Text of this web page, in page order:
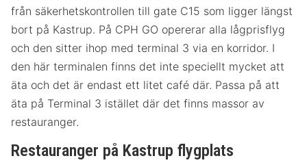
från säkerhetskontrollen till gate C15 som ligger längst
bort på Kastrup. På CPH GO opererar alla lågprisflyg
och den sitter ihop med terminal 3 via en korridor. I
den här terminalen finns det inte speciellt mycket att
äta och det är endast ett litet café där. Passa på att
äta på Terminal 3 istället där det finns massor av
restauranger.
Restauranger på Kastrup flygplats